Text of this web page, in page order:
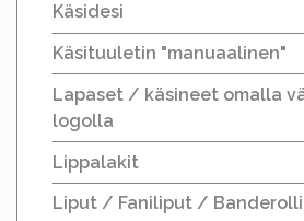
Käsidesi
Käsituuletin "manuaalinen"
Lapaset / käsineet omalla
logolla
Lippalakit
Liput / Faniliput /